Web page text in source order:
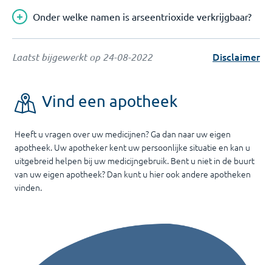
Onder welke namen is arseentrioxide verkrijgbaar?
Laatst bijgewerkt op 24-08-2022 Disclaimer
Vind een apotheek
Heeft u vragen over uw medicijnen? Ga dan naar uw eigen
apotheek. Uw apotheker kent uw persoonlijke situatie en kan u
uitgebreid helpen bij uw medicijngebruik. Bent u niet in de buurt
van uw eigen apotheek? Dan kunt u hier ook andere apotheken
vinden.